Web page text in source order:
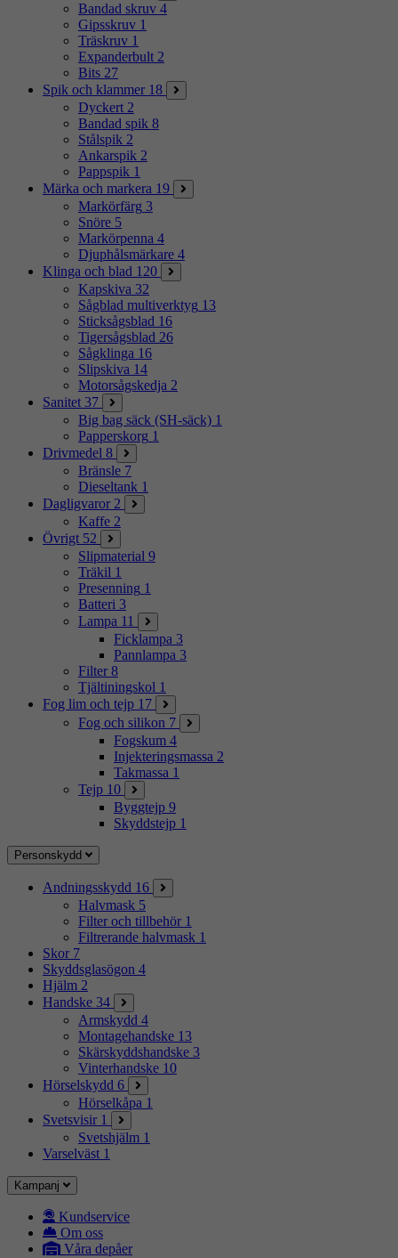
Bandad skruv 4
Gipsskruv 1
Träskruv 1
Expanderbult 2
Bits 27
Spik och klammer 18
Dyckert 2
Bandad spik 8
Stålspik 2
Ankarspik 2
Pappspik 1
Märka och markera 19
Markörfärg 3
Snöre 5
Markörpenna 4
Djuphålsmärkare 4
Klinga och blad 120
Kapskiva 32
Sågblad multiverktyg 13
Sticksågsblad 16
Tigersågsblad 26
Sågklinga 16
Slipskiva 14
Motorsågskedja 2
Sanitet 37
Big bag säck (SH-säck) 1
Papperskorg 1
Drivmedel 8
Bränsle 7
Dieseltank 1
Dagligvaror 2
Kaffe 2
Övrigt 52
Slipmaterial 9
Träkil 1
Presenning 1
Batteri 3
Lampa 11
Ficklampa 3
Pannlampa 3
Filter 8
Tjältiningskol 1
Fog lim och tejp 17
Fog och silikon 7
Fogskum 4
Injekteringsmassa 2
Takmassa 1
Tejp 10
Byggtejp 9
Skyddstejp 1
Personskydd
Andningsskydd 16
Halvmask 5
Filter och tillbehör 1
Filtrerande halvmask 1
Skor 7
Skyddsglasögon 4
Hjälm 2
Handske 34
Armskydd 4
Montagehandske 13
Skärskyddshandske 3
Vinterhandske 10
Hörselskydd 6
Hörselkåpa 1
Svetsvisir 1
Svetshjälm 1
Varselväst 1
Kampanj
Kundservice
Om oss
Våra depåer